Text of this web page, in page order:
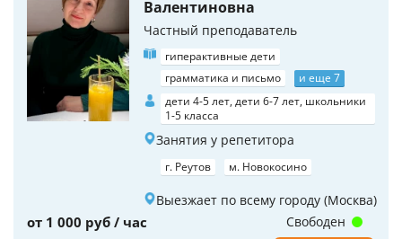
Валентиновна
Частный преподаватель
гиперактивные дети
грамматика и письмо
и еще 7
дети 4-5 лет, дети 6-7 лет, школьники
1-5 класса
Занятия у репетитора
г. Реутов м. Новокосино
Выезжает по всему городу (Москва)
от 1 000 руб / час Свободен